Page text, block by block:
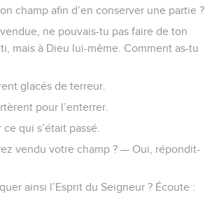
champ afin d’en conserver une partie ?
ne pouvais-tu pas faire de ton
mais à Dieu lui-même. Comment as-tu
glacés de terreur.
pour l’enterrer.
qui s’était passé.
vendu votre champ ? — Oui, répondit-
ainsi l’Esprit du Seigneur ? Écoute :